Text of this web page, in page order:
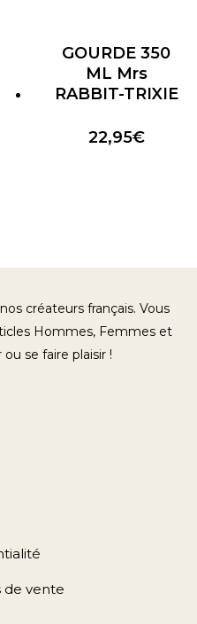
GOURDE 350
ML Mrs
RABBIT-TRIXIE
22,95€
créateurs français. Vous
Hommes, Femmes et
se faire plaisir !
de vente